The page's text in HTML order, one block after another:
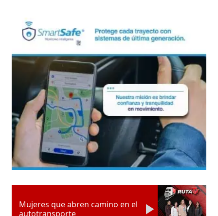
Mujeres que abren camino en el
autotransporte